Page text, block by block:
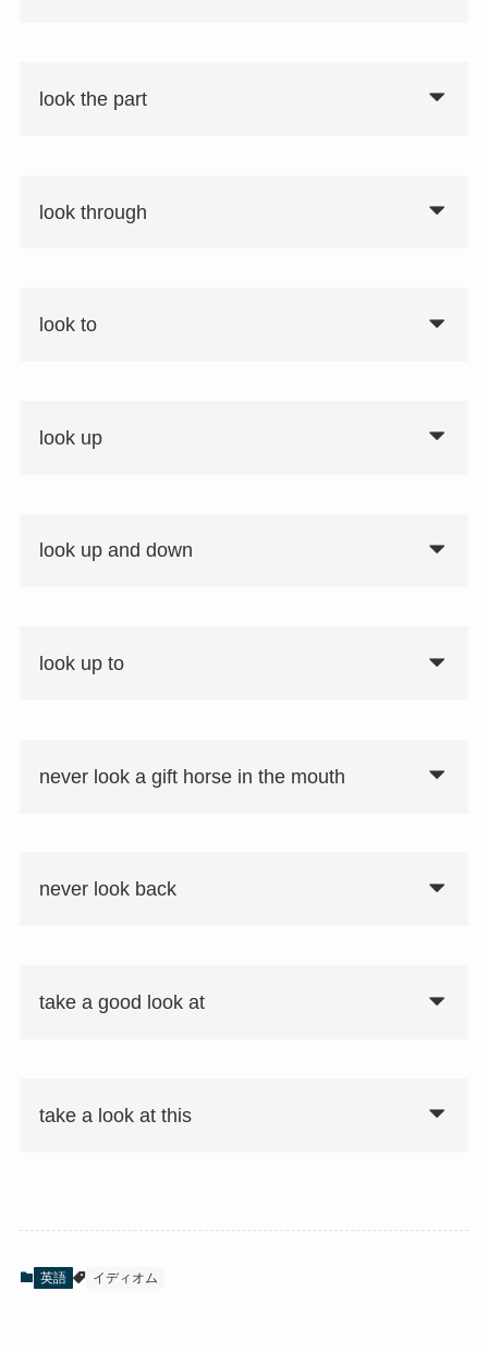
look the part
look through
look to
look up
look up and down
look up to
never look a gift horse in the mouth
never look back
take a good look at
take a look at this
英語 イディオム